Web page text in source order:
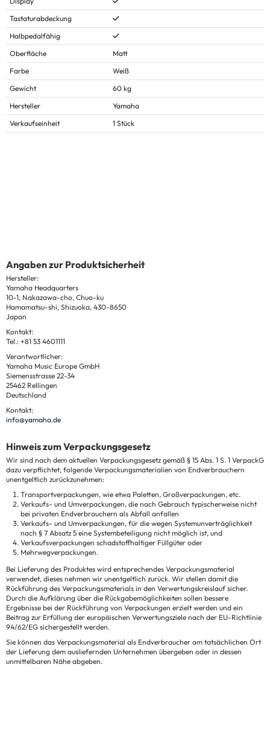
Tastaturabdeckung
Halbpedalfähig
Oberfläche
Matt
Farbe
Weiß
Gewicht
60 kg
Hersteller
Yamaha
Verkaufseinheit
1 Stück
Angaben zur Produktsicherheit
Hersteller:
Yamaha Headquarters
10-1, Nakazawa-cho, Chuo-ku
Hamamatsu-shi, Shizuoka, 430-8650
Japan
Kontakt:
Tel.: +81 53 4601111
Verantwortlicher:
Yamaha Music Europe GmbH
Siemensstrasse 22-34
25462 Rellingen
Deutschland
Kontakt:
info@yamaha.de
Hinweis zum Verpackungsgesetz
Wir sind nach dem aktuellen Verpackungsgesetz gemäß § 15 Abs. 1 S. 1 VerpackG
dazu verpflichtet, folgende Verpackungsmaterialien von Endverbrauchern
unentgeltlich zurückzunehmen:
Transportverpackungen, wie etwa Paletten, Großverpackungen, etc.
Verkaufs- und Umverpackungen, die nach Gebrauch typischerweise nicht
bei privaten Endverbrauchern als Abfall anfallen
Verkaufs- und Umverpackungen, für die wegen Systemunverträglichkeit
nach § 7 Absatz 5 eine Systembeteiligung nicht möglich ist, und
Verkaufsverpackungen schadstoffhaltiger Füllgüter oder
Mehrwegverpackungen.
Bei Lieferung des Produktes wird entsprechendes Verpackungsmaterial
verwendet, dieses nehmen wir unentgeltlich zurück. Wir stellen damit die
Rückführung des Verpackungsmaterials in den Verwertungskreislauf sicher.
Durch die Aufklärung über die Rückgabemöglichkeiten sollen bessere
Ergebnisse bei der Rückführung von Verpackungen erzielt werden und ein
Beitrag zur Erfüllung der europäischen Verwertungsziele nach der EU-Richtlinie
94/62/EG sichergestellt werden.
Sie können das Verpackungsmaterial als Endverbraucher am tatsächlichen Ort
der Lieferung dem ausliefernden Unternehmen übergeben oder in dessen
unmittelbaren Nähe abgeben.